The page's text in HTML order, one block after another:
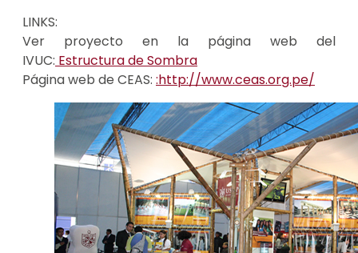
LINKS:
Ver proyecto en la página web del
IVUC: Estructura de Sombra
Página web de CEAS: :http://www.ceas.org.pe/